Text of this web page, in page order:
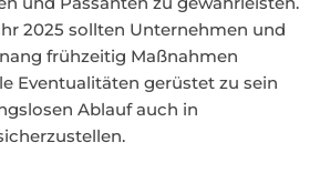
2025 sollten Unternehmen und
frühzeitig Maßnahmen
Eventualitäten gerüstet zu sein
Ablauf auch in